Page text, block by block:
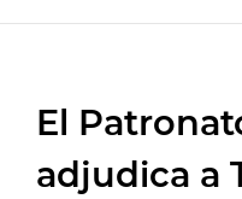
El
adjudica a